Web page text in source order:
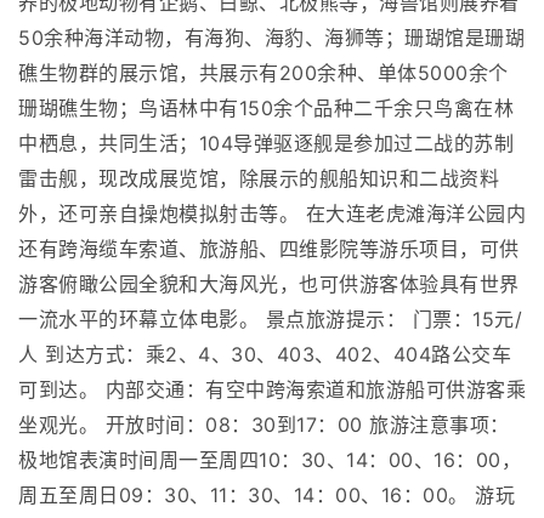
50余种海洋动物，有海狗、海豹、海狮等；珊瑚馆是珊瑚
礁生物群的展示馆，共展示有200余种、单体5000余个
珊瑚礁生物；鸟语林中有150余个品种二千余只鸟禽在林
中栖息，共同生活；104导弹驱逐舰是参加过二战的苏制
雷击舰，现改成展览馆，除展示的舰船知识和二战资料
外，还可亲自操炮模拟射击等。 在大连老虎滩海洋公园内
还有跨海缆车索道、旅游船、四维影院等游乐项目，可供
游客俯瞰公园全貌和大海风光，也可供游客体验具有世界
一流水平的环幕立体电影。 景点旅游提示： 门票：15元/
人 到达方式：乘2、4、30、403、402、404路公交车
可到达。 内部交通：有空中跨海索道和旅游船可供游客乘
坐观光。 开放时间：08：30到17：00 旅游注意事项：
极地馆表演时间周一至周四10：30、14：00、16：00，
周五至周日09：30、11：30、14：00、16：00。 游玩